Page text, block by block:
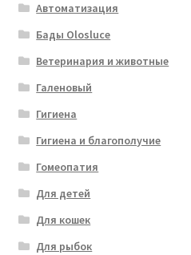
Автоматизация
Бады Olosluce
Ветеринария и животные
Галеновый
Гигиена
Гигиена и благополучие
Гомеопатия
Для детей
Для кошек
Для рыбок